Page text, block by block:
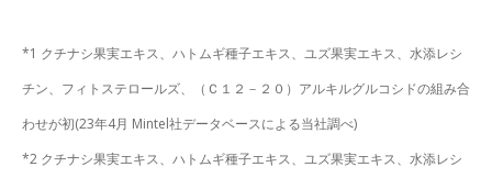
*1 クチナシ果実エキス、ハトムギ種子エキス、ユズ果実エキス、水添レシ
チン、フィトステロールズ、（Ｃ１２－２０）アルキルグルコシドの組み合
わせが初(23年4月 Mintel社データベースによる当社調べ)
*2 クチナシ果実エキス、ハトムギ種子エキス、ユズ果実エキス、水添レシ